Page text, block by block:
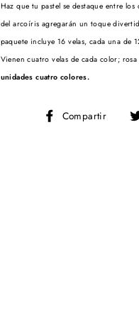
Haz que tu pastel se destaque entre los
del arcoíris agregarán un toque
paquete incluye 16 velas, cada una de
Vienen cuatro velas de cada color;
unidades cuatro colores.
Compartir